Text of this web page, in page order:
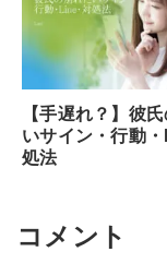
【手遅れ？】彼
いサイン・行動
処法
コメント